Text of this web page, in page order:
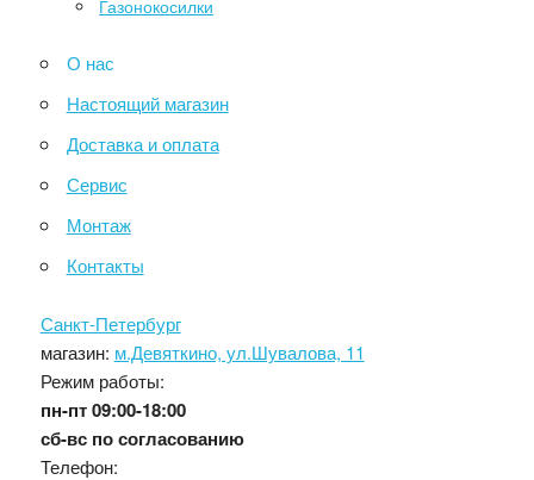
Газонокосилки
О нас
Настоящий магазин
Доставка и оплата
Сервис
Монтаж
Контакты
Санкт-Петербург
магазин: м.Девяткино, ул.Шувалова, 11
Режим работы:
пн-пт09:00-18:00
сб-вс по согласованию
Телефон: